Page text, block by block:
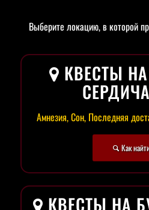
Выберите локацию, в которой
КВЕСТЫ
Амнезия, Сон, Последняя
Как
КВЕСТЫ НА